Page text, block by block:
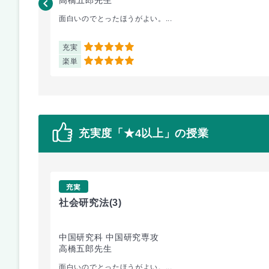
面白いのでとったほうがよい。...
充実 5
楽単 5
充実度「★4以上」の授業
充実
社会研究法(3)
中国研究科 中国研究専攻
高橋五郎先生
面白いのでとったほうがよい。...